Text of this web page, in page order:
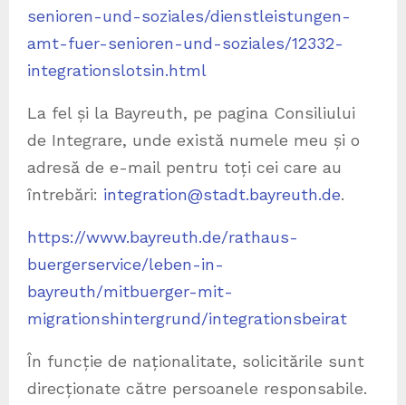
senioren-und-soziales/dienstleistungen-
amt-fuer-senioren-und-soziales/12332-
integrationslotsin.html
La fel și la Bayreuth, pe pagina Consiliului
de Integrare, unde există numele meu și o
adresă de e-mail pentru toți cei care au
întrebări: integration@stadt.bayreuth.de.
https://www.bayreuth.de/rathaus-
buergerservice/leben-in-
bayreuth/mitbuerger-mit-
migrationshintergrund/integrationsbeirat
În funcție de naționalitate, solicitările sunt
direcționate către persoanele responsabile.